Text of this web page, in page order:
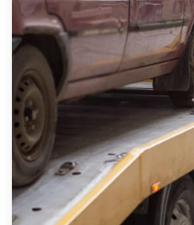
direct een tweedehands
aanvragen? Dat kan via de
kenteken in en druk op
Wij kunnen u helpen met de
eigenlijk alle merken, zoals
Chevrolet, Citroën, Dacia,
Kia, Mazda, Mercedes Benz,
Peugeot, Porsche, Renault,
Toyota, Volkswagen en Volvo.